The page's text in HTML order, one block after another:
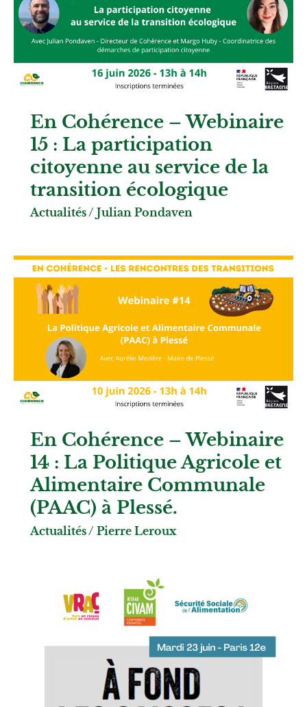
En Cohérence – Webinaire
15 : La participation
citoyenne au service de la
transition écologique
Actualités / Julian Pondaven
En Cohérence – Webinaire
14 : La Politique Agricole et
Alimentaire Communale
(PAAC) à Plessé.
Actualités / Pierre Leroux